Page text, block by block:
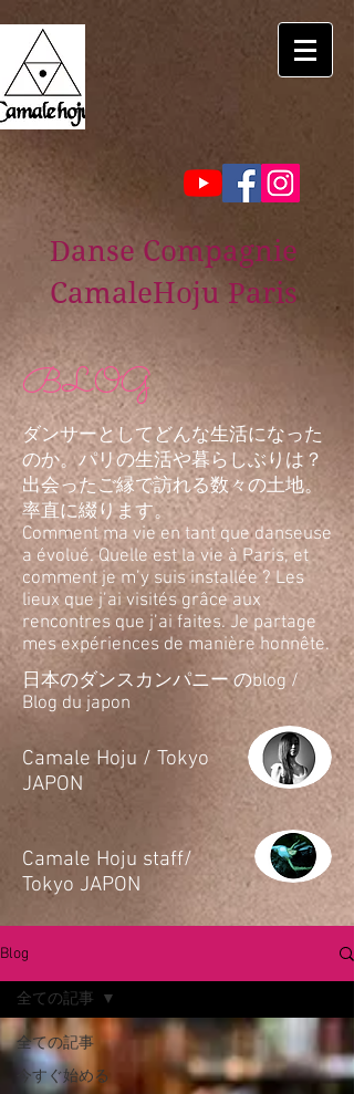
Danse Compagnie
CamaleHoju Paris
BLOG
ダンサーとしてどんな生活になった
のか。パリの生活や暮らしぶりは？
出会ったご縁で訪れる数々の土地。
率直に綴ります。
Comment ma vie en tant que danseuse
a évolué. Quelle est la vie à Paris, et
comment je m’y suis installée ? Les
lieux que j’ai visités grâce aux
rencontres que j’ai faites. Je partage
mes expériences de manière honnête.
日本のダンスカンパニー のblog /
Blog du japon
​Camale Hoju / Tokyo
JAPON
​Camale Hoju staff/
Tokyo JAPON
Blog
全ての記事
今すぐ始める
全ての記事